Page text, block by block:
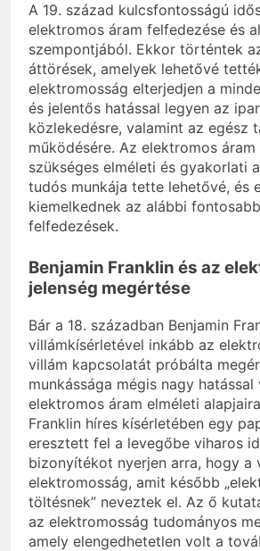
A 19. század kulcsfontosságú
elektromos áram felfedezése és
szempontjából. Ekkor történtek
áttörések, amelyek lehetővé
elektromosság elterjedjen a
és jelentős hatással legyen az
közlekedésre, valamint az egész
működésére. Az elektromos
szükséges elméleti és gyakorlati
tudós munkája tette lehetővé, és
kiemelkednek az alábbi
felfedezések.
Benjamin Franklin és az
jelenség megértése
Bár a 18. században Benjamin
villámkísérletével inkább az
villám kapcsolatát próbálta
munkássága mégis nagy hatással
elektromos áram elméleti
Franklin híres kísérletében egy
eresztett fel a levegőbe viharos
bizonyítékot nyerjen arra, hogy a
elektromosság, amit később
töltésnek” neveztek el. Az ő
az elektromosság tudományos
amely elengedhetetlen volt a